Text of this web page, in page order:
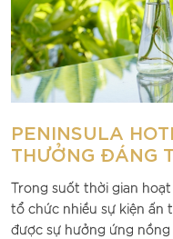
PENINSULA
THƯỞNG ĐÁNG
Trong suốt thời gian
tổ chức nhiều sự kiện ấn
được sự hưởng ứng